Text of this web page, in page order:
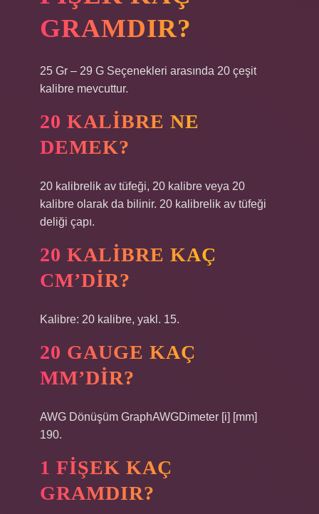
GRAMDIR?
25 Gr – 29 G Seçenekleri arasında 20 çeşit
kalibre mevcuttur.
20 KALIBRE NE
DEMEK?
20 kalibrelik av tüfeği, 20 kalibre veya 20
kalibre olarak da bilinir. 20 kalibrelik av tüfeği
deliği çapı.
20 KALIBRE KAÇ
CM’DIR?
Kalibre: 20 kalibre, yakl. 15.
20 GAUGE KAÇ
MM’DIR?
AWG Dönüşüm GraphAWGDimeter [i] [mm]
190.
1 FIŞEK KAÇ
GRAMDIR?